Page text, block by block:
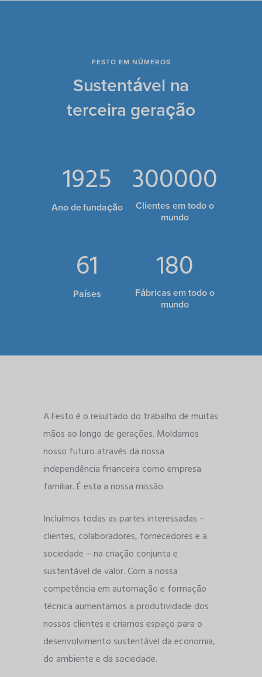
FESTO EM NÚMEROS
Sustentável na
terceira geração
1925
Ano de fundação
300000
Clientes em todo o
mundo
61
Países
180
Fábricas em todo o
mundo
A Festo é o resultado do trabalho de muitas
mãos ao longo de gerações. Moldamos
nosso futuro através da nossa
independência financeira como empresa
familiar. É esta a nossa missão.
Incluímos todas as partes interessadas –
clientes, colaboradores, fornecedores e a
sociedade – na criação conjunta e
sustentável de valor. Com a nossa
competência em automação e formação
técnica aumentamos a produtividade dos
nossos clientes e criamos espaço para o
desenvolvimento sustentável da economia,
do ambiente e da sociedade.